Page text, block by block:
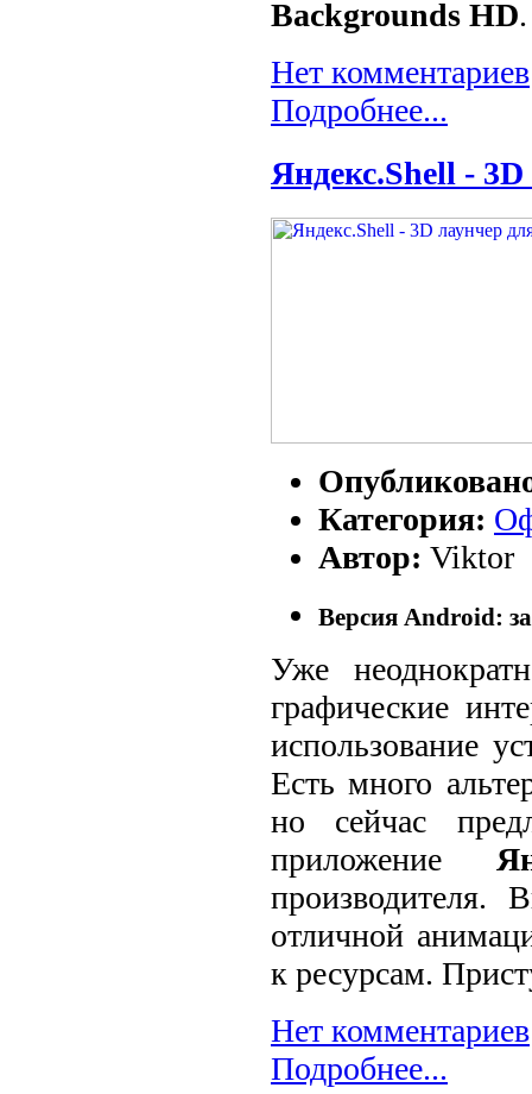
Backgrounds HD.
Нет комментариев
Подробнее...
Яндекс.Shell -
Категория:
Автор: Viktor
Версия Android:
Уже
графические
использование
Есть много
но сейчас
приложение
производителя.
отличной
к ресурсам.
Нет комментариев
Подробнее...